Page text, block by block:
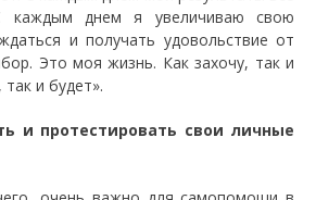
днем я увеличиваю свою
и получать удовольствие от
Это моя жизнь. Как захочу, так и
и будет».
и протестировать свои личные